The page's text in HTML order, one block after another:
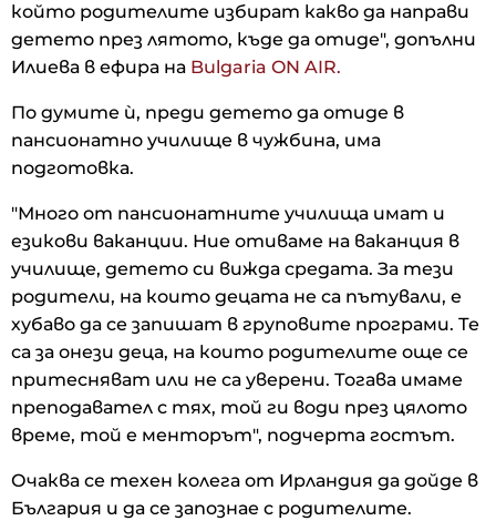
който родителите избират какво да направи
детето през лятото, къде да отиде", допълни
Илиева в ефира на Bulgaria ON AIR.
По думите ѝ, преди детето да отиде в
пансионатно училище в чужбина, има
подготовка.
"Много от пансионатните училища имат и
езикови ваканции. Ние отиваме на ваканция в
училище, детето си вижда средата. За тези
родители, на които децата не са пътували, е
хубаво да се запишат в груповите програми. Те
са за онези деца, на които родителите още се
притесняват или не са уверени. Тогава имаме
преподавател с тях, той ги води през цялото
време, той е менторът", подчерта гостът.
Очаква се техен колега от Ирландия да дойде в
България и да се запознае с родителите.